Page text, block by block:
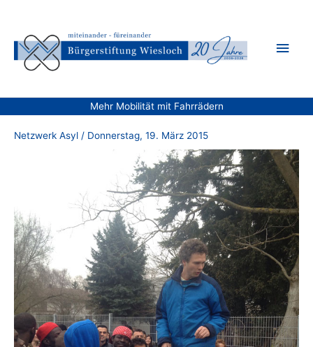
springen
Mehr Mobilität mit Fahrrädern
Netzwerk Asyl / Donnerstag, 19. März 2015